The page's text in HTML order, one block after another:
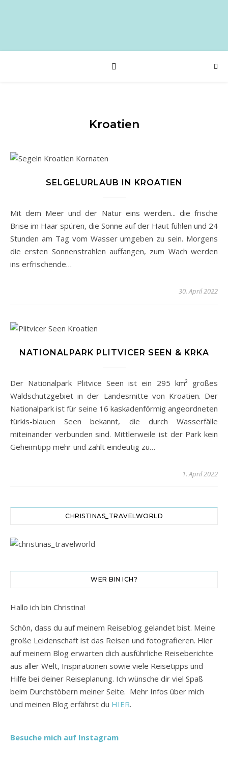
Kroatien
SELGELURLAUB IN KROATIEN
Mit dem Meer und der Natur eins werden... die frische
Brise im Haar spüren, die Sonne auf der Haut fühlen und 24
Stunden am Tag vom Wasser umgeben zu sein. Morgens
die ersten Sonnenstrahlen auffangen, zum Wach werden
ins erfrischende…
30. April 2022
NATIONALPARK PLITVICER SEEN & KRKA
Der Nationalpark Plitvice Seen ist ein 295 km² großes
Waldschutzgebiet in der Landesmitte von Kroatien. Der
Nationalpark ist für seine 16 kaskadenförmig angeordneten
türkis-blauen Seen bekannt, die durch Wasserfälle
miteinander verbunden sind. Mittlerweile ist der Park kein
Geheimtipp mehr und zählt eindeutig zu…
1. April 2022
CHRISTINAS_TRAVELWORLD
WER BIN ICH?
Hallo ich bin Christina!
Schön, dass du auf meinem Reiseblog gelandet bist. Meine
große Leidenschaft ist das Reisen und fotografieren. Hier
auf meinem Blog erwarten dich ausführliche Reiseberichte
aus aller Welt, Inspirationen sowie viele Reisetipps und
Hilfe bei deiner Reiseplanung. Ich wünsche dir viel Spaß
beim Durchstöbern meiner Seite. Mehr Infos über mich
und meinen Blog erfährst du HIER.
Besuche mich auf Instagram